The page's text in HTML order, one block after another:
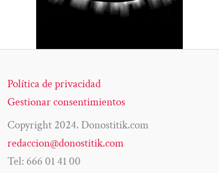
Política de privacidad
Gestionar consentimientos
Copyright 2024. Donostitik.com
redaccion@donostitik.com
Tel: 666 01 41 00